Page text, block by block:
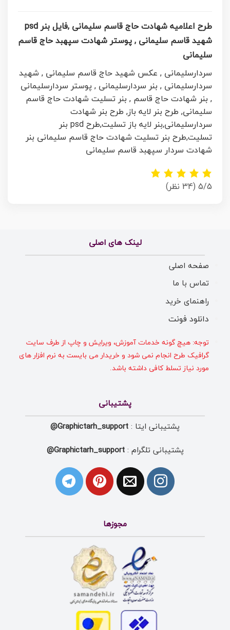
طرح اعلامیه شهادت حاج قاسم سلیمانی ,فایل بنر psd
شهید قاسم سلیمانی , پوستر شهادت سپهبد حاج قاسم
سلیمانی
سردارسلیمانی , عکس شهید حاج قاسم سلیمانی , شهید
سردارسلیمانی , بنر سردارسلیمانی , پوستر سردارسلیمانی
, بنر شهادت حاج قاسم , بنر تسلیت شهادت حاج قاسم
سلیمانی, طرح بنر لایه باز, طرح بنر شهادت
سردارسلیمانی,بنر لایه باز تسلیت,
طرح psd بنر
تسلیت,طرح بنر تسلیت شهادت حاج قاسم سلیمانی بنر
شهادت سردار سپهبد قاسم سلیمانی
5/5 (34 نظر)
لینک های اصلی
صفحه اصلی
تماس با ما
راهنمای خرید
دانلود فونت
توجه: هیچ گونه خدمات آموزش، ویرایش و چاپ از طرف سایت
گرافیک طرح انجام نمی شود و خریدار می بایست به نرم افزار های
مورد نیاز تسلط کافی داشته باشد.
پشتیبانی
پشتیبانی ایتا : Graphictarh_support@
پشتیبانی تلگرام :Graphictarh_support@
مجوزها